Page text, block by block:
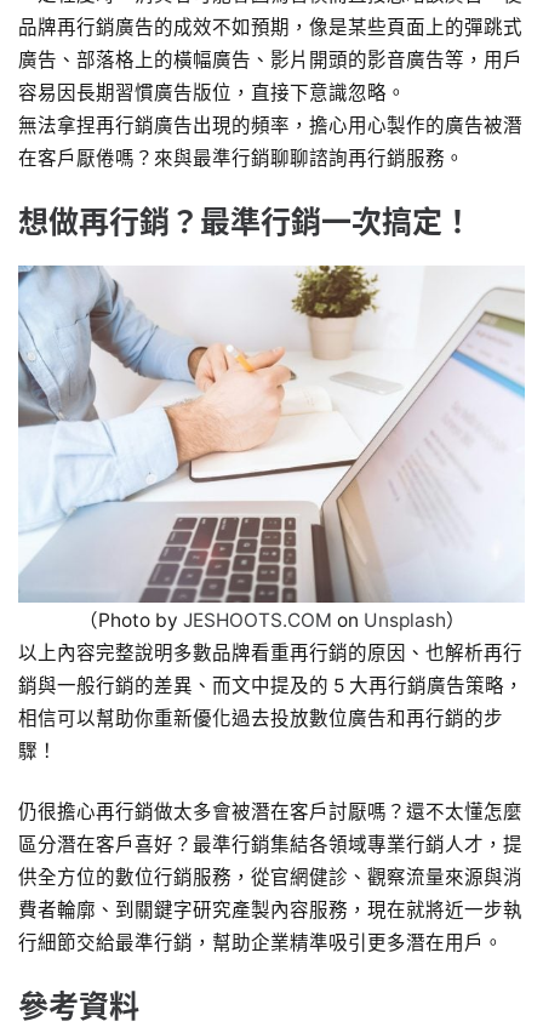
品牌再行銷廣告的成效不如預期，像是某些頁面上的彈跳式
廣告、部落格上的橫幅廣告、影片開頭的影音廣告等，用戶
容易因長期習慣廣告版位，直接下意識忽略。
無法拿捏再行銷廣告出現的頻率，擔心用心製作的廣告被潛
在客戶厭倦嗎？來與最準行銷聊聊諮詢再行銷服務。
想做再行銷？最準行銷一次搞定！
（Photo by JESHOOTS.COM on Unsplash）
以上內容完整說明多數品牌看重再行銷的原因、也解析再行
銷與一般行銷的差異、而文中提及的 5 大再行銷廣告策略，
相信可以幫助你重新優化過去投放數位廣告和再行銷的步
驟！
仍很擔心再行銷做太多會被潛在客戶討厭嗎？還不太懂怎麼
區分潛在客戶喜好？最準行銷集結各領域專業行銷人才，提
供全方位的數位行銷服務，從官網健診、觀察流量來源與消
費者輪廓、到關鍵字研究產製內容服務，現在就將近一步執
行細節交給最準行銷，幫助企業精準吸引更多潛在用戶。
參考資料